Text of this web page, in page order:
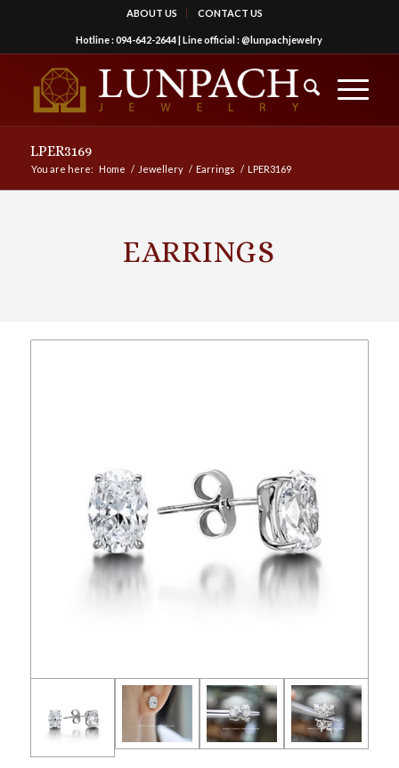
ABOUT US CONTACT US
Hotline :094-642-2644| Line official :@lunpachjewelry
LPER3169
You are here: Home / Jewellery / Earrings / LPER3169
EARRINGS